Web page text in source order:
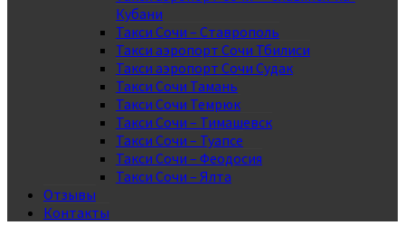
Кубани
Такси Сочи – Ставрополь
Такси аэропорт Сочи Тбилиси
Такси аэропорт Сочи Судак
Такси Сочи Тамань
Такси Сочи Темрюк
Такси Сочи – Тимашевск
Такси Сочи – Туапсе
Такси Сочи – Феодосия
Такси Сочи – Ялта
Отзывы
Контакты